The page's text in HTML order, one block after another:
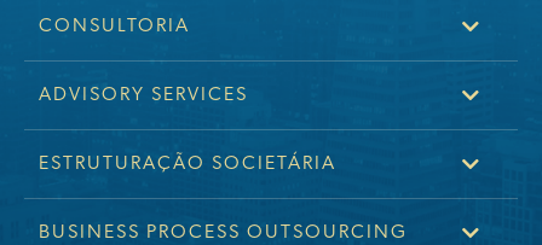
CONSULTORIA
ADVISORY SERVICES
ESTRUTURAÇÃO SOCIETÁRIA
BUSINESS PROCESS OUTSOURCING